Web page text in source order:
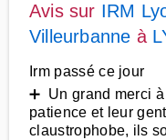
Avis sur IRM
Villeurbanne à
Irm passé ce jour
➕ Un grand merci
patience et leur
claustrophobe, ils